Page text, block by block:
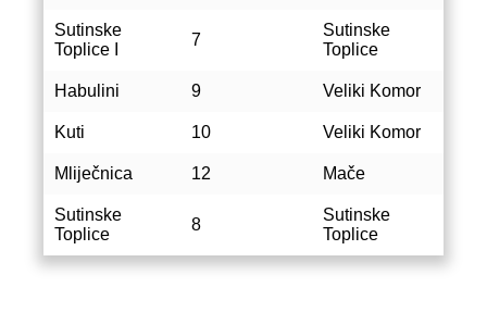
Sutinske
Toplice I
7
Sutinske
Toplice
Habulini 9 Veliki Komor
Kuti 10 Veliki Komor
Mliječnica 12 Mače
Sutinske
Toplice
8
Sutinske
Toplice